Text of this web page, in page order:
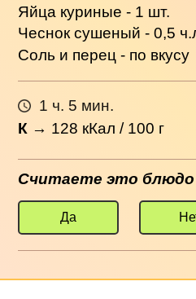
Яйца куриные - 1 шт.
Чеснок сушеный - 0,5
Соль и перец - по вкусу
1 ч. 5 мин.
К → 128 кКал / 100 г
Считаете это
Да